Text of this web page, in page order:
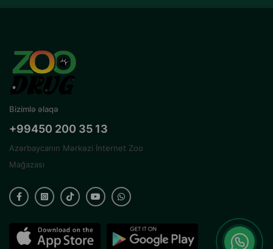
Bizimlə əlaqə
+99450 200 35 13
Azərbaycanın Mərkəzi İnternet Zoo
Mağazası